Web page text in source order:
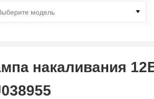
модель
накаливания